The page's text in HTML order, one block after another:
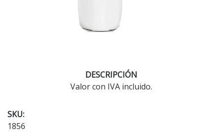
DESCRIPCIÓN
Valor con IVA incluido.
SKU:
1856